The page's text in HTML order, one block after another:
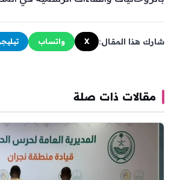
شارك هذا المقال: X واتساب
مقالات ذات صلة